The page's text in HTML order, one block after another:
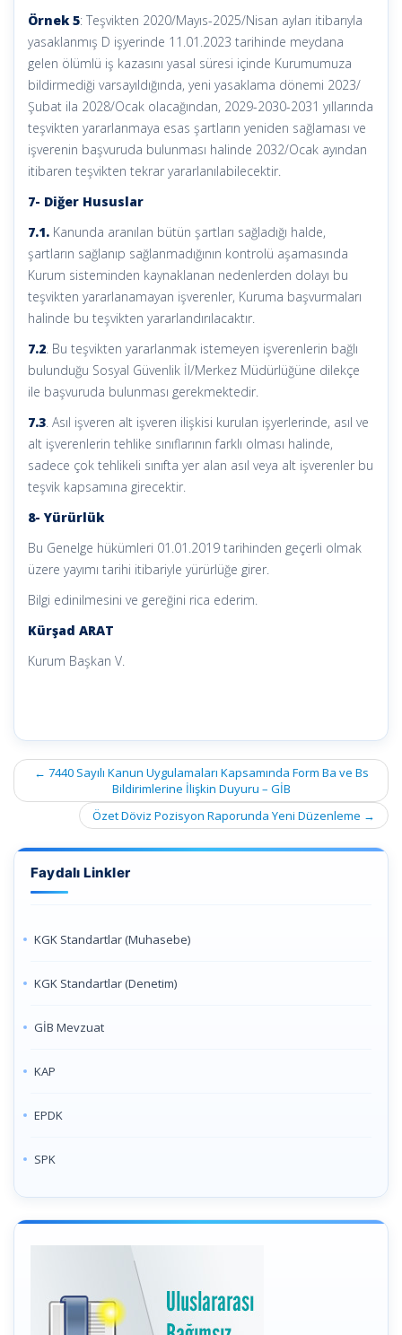
Örnek 5: Teşvikten 2020/Mayıs-2025/Nisan ayları itibarıyla
yasaklanmış D işyerinde 11.01.2023 tarihinde meydana
gelen ölümlü iş kazasını yasal süresi içinde Kurumumuza
bildirmediği varsayıldığında, yeni yasaklama dönemi 2023/
Şubat ila 2028/Ocak olacağından, 2029-2030-2031 yıllarında
teşvikten yararlanmaya esas şartların yeniden sağlaması ve
işverenin başvuruda bulunması halinde 2032/Ocak ayından
itibaren teşvikten tekrar yararlanılabilecektir.
7- Diğer Hususlar
7.1. Kanunda aranılan bütün şartları sağladığı halde,
şartların sağlanıp sağlanmadığının kontrolü aşamasında
Kurum sisteminden kaynaklanan nedenlerden dolayı bu
teşvikten yararlanamayan işverenler, Kuruma başvurmaları
halinde bu teşvikten yararlandırılacaktır.
7.2. Bu teşvikten yararlanmak istemeyen işverenlerin bağlı
bulunduğu Sosyal Güvenlik İl/Merkez Müdürlüğüne dilekçe
ile başvuruda bulunması gerekmektedir.
7.3. Asıl işveren alt işveren ilişkisi kurulan işyerlerinde, asıl ve
alt işverenlerin tehlike sınıflarının farklı olması halinde,
sadece çok tehlikeli sınıfta yer alan asıl veya alt işverenler bu
teşvik kapsamına girecektir.
8- Yürürlük
Bu Genelge hükümleri 01.01.2019 tarihinden geçerli olmak
üzere yayımı tarihi itibariyle yürürlüğe girer.
Bilgi edinilmesini ve gereğini rica ederim.
Kürşad ARAT
Kurum Başkan V.
Post
navigation
← 7440 Sayılı Kanun Uygulamaları Kapsamında Form Ba ve Bs
Bildirimlerine İlişkin Duyuru – GİB
Özet Döviz Pozisyon Raporunda Yeni Düzenleme →
Faydalı Linkler
KGK Standartlar (Muhasebe)
KGK Standartlar (Denetim)
GİB Mevzuat
KAP
EPDK
SPK